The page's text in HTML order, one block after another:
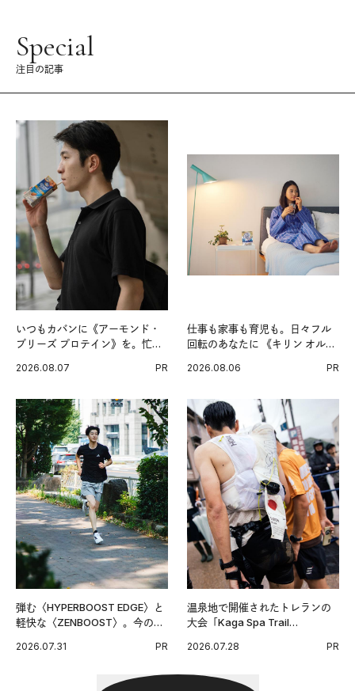
Special
注目の記事
いつもカバンに《アーモンド・
ブリーズ プロテイン》を。忙し
グ習慣。
2026.08.07 PR
仕事も家事も育児も。日々フル
回転のあなたに 《キリン オルニ
2026.08.06 PR
弾む〈HYPERBOOST EDGE〉と
軽快な〈ZENBOOST〉。今の時
出した新機軸。
2026.07.31 PR
温泉地で開催されたトレランの
大会「Kaga Spa Trail
戦を夢見るランナーたちの奮闘
2026.07.28 PR